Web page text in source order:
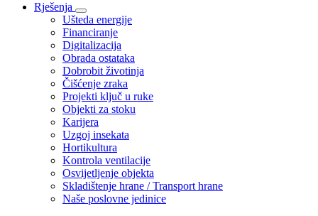
Rješenja
Ušteda energije
Financiranje
Digitalizacija
Obrada ostataka
Dobrobit životinja
Čišćenje zraka
Projekti ključ u ruke
Objekti za stoku
Karijera
Uzgoj insekata
Hortikultura
Kontrola ventilacije
Osvijetljenje objekta
Skladištenje hrane / Transport hrane
Naše poslovne jedinice